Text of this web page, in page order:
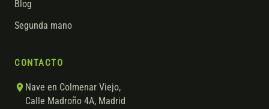
Blog
Segunda mano
CONTACTO
Nave en Colmenar Viejo,
Calle Madroño 4A, Madrid